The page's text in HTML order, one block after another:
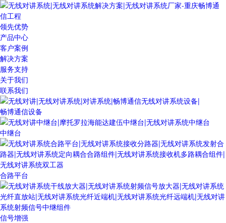
领先优势
产品中心
客户案例
解决方案
服务支持
关于我们
联系我们
畅博通信设备
中继台
合路平台
信号增强